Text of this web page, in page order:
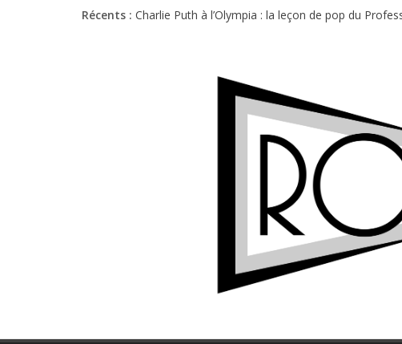
Récents : Charlie Puth à l’Olympia : la leçon de pop du
Première édition du Midgard Festival : entre bière,